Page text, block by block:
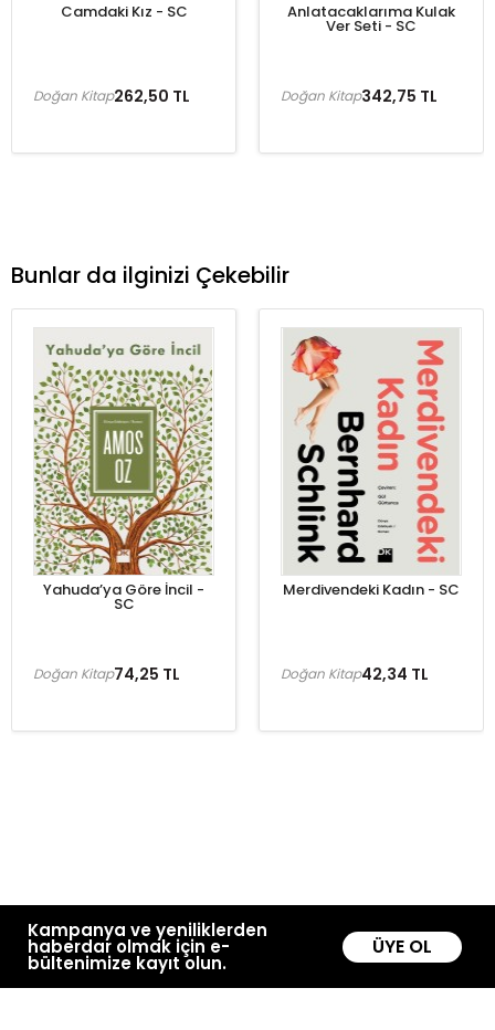
Camdaki Kız - SC
262,50 TL
Doğan Kitap
Anlatacaklarıma Kulak
Ver Seti - SC
342,75 TL
Doğan Kitap
Bunlar da ilginizi Çekebilir
Yahuda’ya Göre İncil -
SC
74,25 TL
Doğan Kitap
Merdivendeki Kadın - SC
42,34 TL
Doğan Kitap
Kampanya ve yeniliklerden
haberdar olmak için e-
bültenimize kayıt olun.
ÜYE OL